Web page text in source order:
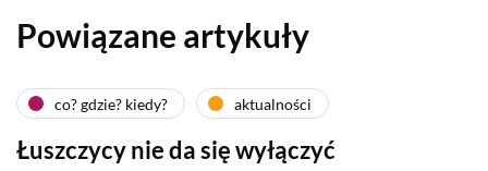
Powiązane artykuły
co? gdzie? kiedy? aktualności
Łuszczycy nie da się wyłączyć